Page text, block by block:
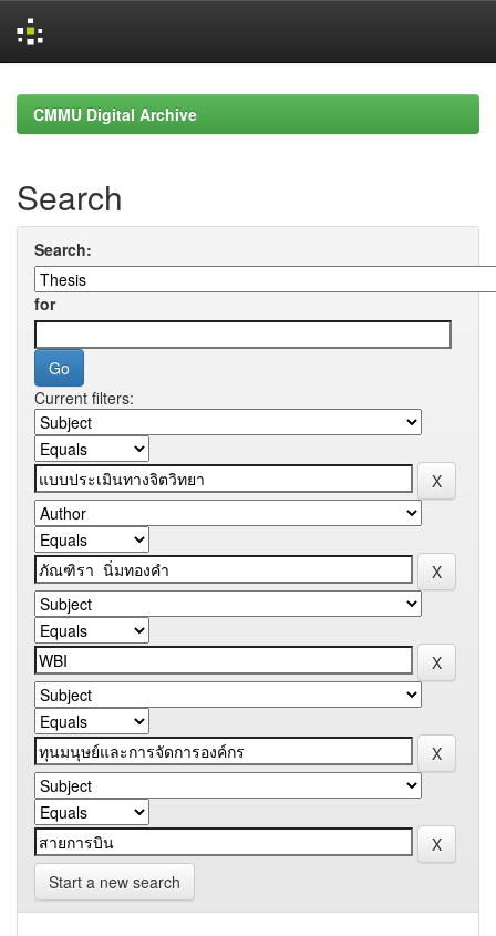
navigationCMMU Digital Archive
Search
Search:
for
Current filters:
Start a new search